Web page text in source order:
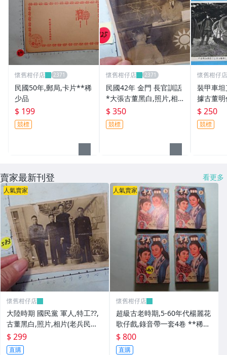
懷舊柑仔店
民國50年,郵局,卡片**稀
少品
$ 199
競標
懷舊柑仔店
民國42年 金門 長官訓話
*大張古董黑白,照片,相
片**稀少品12
$ 350
競標
懷舊柑仔店
裝甲車
據古董
$ 250
競標
賣家最新刊登 看更多
人氣賣家
懷舊柑仔店
大陸時期 國民黨 軍人,特工??,
古董黑白,照片,相片(老兵民國3
8年從大陸帶來台灣的) **稀少
品6
$ 299
直購
人氣賣家
懷舊柑仔店
超級古老時期,5-60年代楊麗花
歌仔戲,錄音帶一套4卷 **稀少
品
$ 800
直購